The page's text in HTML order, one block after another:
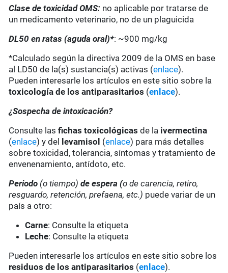
Clase de toxicidad OMS: no aplicable por tratarse de
un medicamento veterinario, no de un plaguicida
DL50 en ratas (aguda oral)*: ~900 mg/kg
*Calculado según la directiva 2009 de la OMS en base
al LD50 de la(s) sustancia(s) activas (enlace).
Pueden interesarle los artículos en este sitio sobre la
toxicología de los antiparasitarios (enlace).
¿Sospecha de intoxicación?
Consulte lasfichas toxicológicas de la ivermectina
(enlace) y del levamisol (enlace) para más detalles
sobre toxicidad, tolerancia, síntomas y tratamiento de
envenenamiento, antídoto, etc.
Periodo (o tiempo) de espera (o de carencia, retiro,
resguardo, retención, prefaena, etc.) puede variar de un
país a otro:
Carne: Consulte la etiqueta
Leche: Consulte la etiqueta
Pueden interesarle los artículos en este sitio sobre los
residuos de los antiparasitarios (enlace).